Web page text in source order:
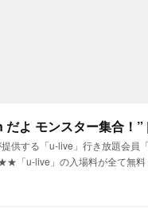
する「u-live」行き放題会員
「u-live」の入場料が全て無